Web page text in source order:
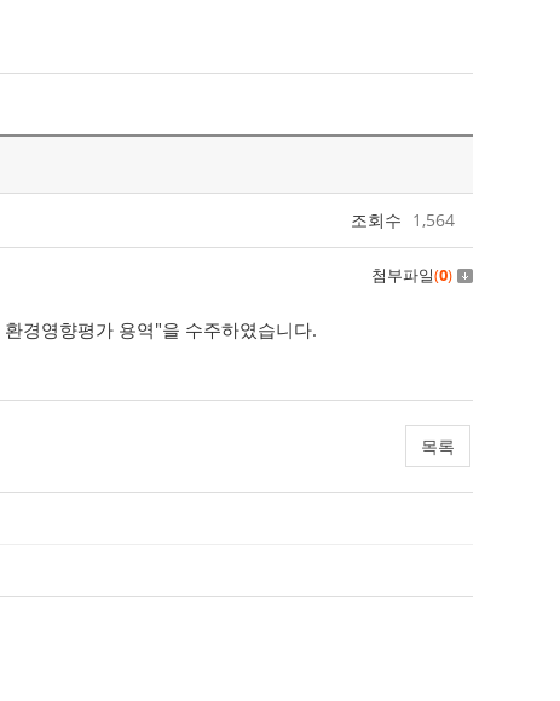
조회수 1,564
첨부파일(0)
경영향평가 용역"을 수주하였습니다.
목록